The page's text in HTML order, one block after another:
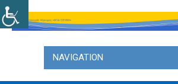
NAVIGATION